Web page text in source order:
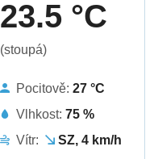
23.5 °C
(stoupá)
Pocitově:27 °C
Vlhkost:75 %
Vítr:
SZ, 4 km/h